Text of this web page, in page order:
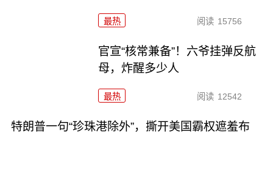
最热 阅读 15756
官宣“核常兼备”！六爷挂弹反航
母，炸醒多少人
最热 阅读 12542
特朗普一句“珍珠港除外”，撕开美国霸权遮羞布